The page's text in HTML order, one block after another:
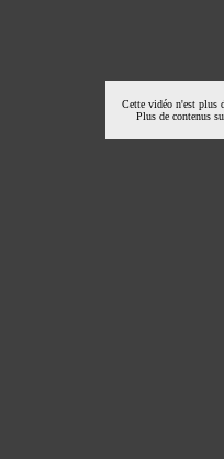
Cette vidéo n'est plus
Plus de contenus